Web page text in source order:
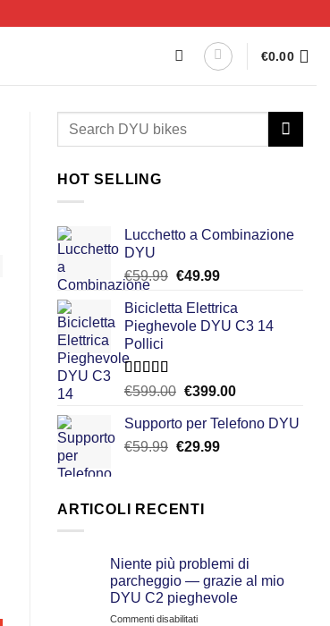
€0.00
HOT SELLING
Lucchetto a Combinazione
DYU
€59.99 Il
originale
era:
€49.99Il
attuale
è:
Bicicletta Elettrica
Pieghevole DYU C3 14
Pollici
Valutato
€599.00 Il
originale
era:
€399.00Il
attuale
Supporto per Telefono DYU
€59.99 Il
era:
€29.99Il
ARTICOLI RECENTI
Niente più problemi di
parcheggio — grazie al mio
DYU C2 pieghevole
Commenti disabilitatisu